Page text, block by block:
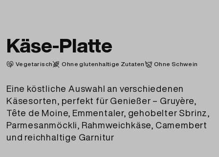
Käse-Platte
Vegetarisch Ohne glutenhaltige Zutaten Ohne Schwein
Eine köstliche Auswahl an verschiedenen
Käsesorten, perfekt für Genießer – Gruyère,
Tête de Moine, Emmentaler, gehobelter Sbrinz,
Parmesanmöckli, Rahmweichkäse, Camembert
und reichhaltige Garnitur